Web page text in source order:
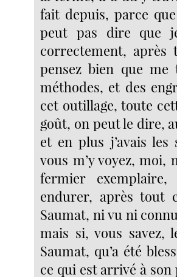
fait depuis, parce
peut pas dire que
correctement, après
pensez bien que
méthodes, et des
cet outillage, toute
goût, on peut le dire,
et en plus j’avais les
vous m’y voyez,
fermier
endurer, après tout
Saumat, ni vu ni
mais si, vous savez,
Saumat, qu’a été
ce qui est arrivé à